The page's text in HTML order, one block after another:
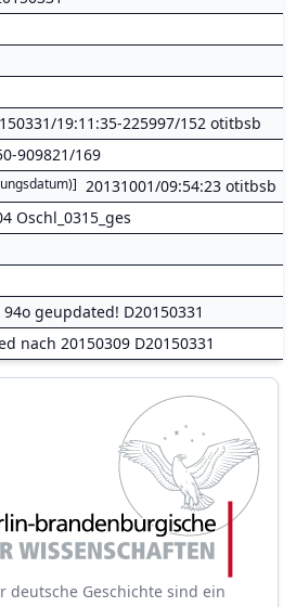
19:11:35-225997/152 otitbsb
909821/169
] 20131001/09:54:23 otitbsb
Oschl_0315_ges
geupdated! D20150331
nach 20150309 D20150331
deutsche Geschichte sind ein